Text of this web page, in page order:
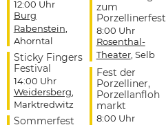
12:00 Uhr
Burg
Rabenstein,
Ahorntal
Sticky Fingers
Festival
14:00 Uhr
Weidersberg,
Marktredwitz
Sommerfest
zum
Porzellinerfest
8:00 Uhr
Rosenthal-
Theater, Selb
Fest der
Porzelliner,
Porzellanfloh
markt
8:00 Uhr